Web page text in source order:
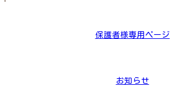
保護者様専用ページ
お知らせ